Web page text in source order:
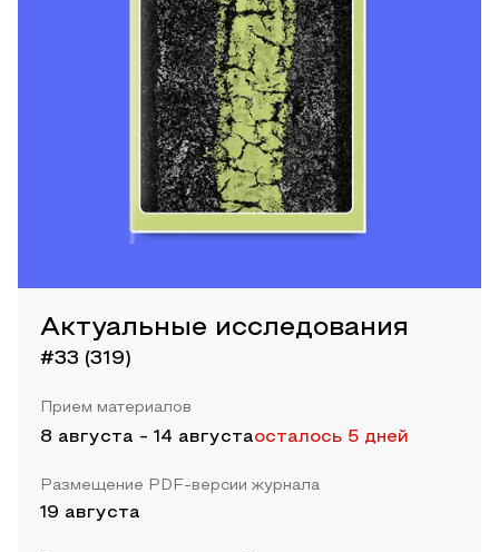
Актуальные исследования
#33 (319)
Прием материалов
8 августа - 14 августаосталось 5 дней
Размещение PDF-версии журнала
19 августа